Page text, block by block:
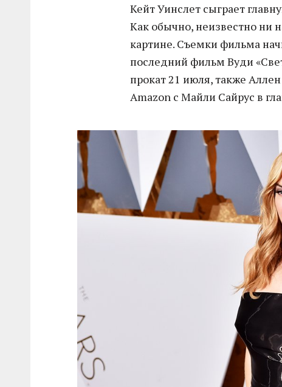
Кейт Уинслет сыграет
Как обычно, неизвестно ни
картине. Съемки фильма
последний фильм Вуди
прокат 21 июля, также
Amazon с Майли Сайрус в